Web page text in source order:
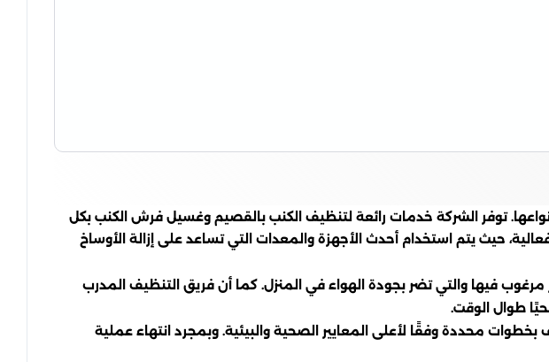
توفر الشركة خدمات رائعة لتنظيف الكنب بالقصيم وغسيل فرش الكنب بكل
حيث يتم استخدام أحدث الأجهزة والمعدات التي تساعد على إزالة الأوساخ
مرغوب فيها والتي تضر بجودة الهواء في المنزل. كما أن فريق التنظيف المدرب
طوال الوقت.
محددة وفقًا لأعلى المعايير الصحية والبيئية. وبمجرد انتهاء عملية